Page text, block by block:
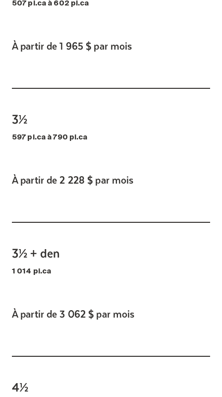
507 pi.ca à 602 pi.ca
À partir de 1 965 $ par mois
3½
597 pi.ca à 790 pi.ca
À partir de 2 228 $ par mois
3½ + den
1 014 pi.ca
À partir de 3 062 $ par mois
4½